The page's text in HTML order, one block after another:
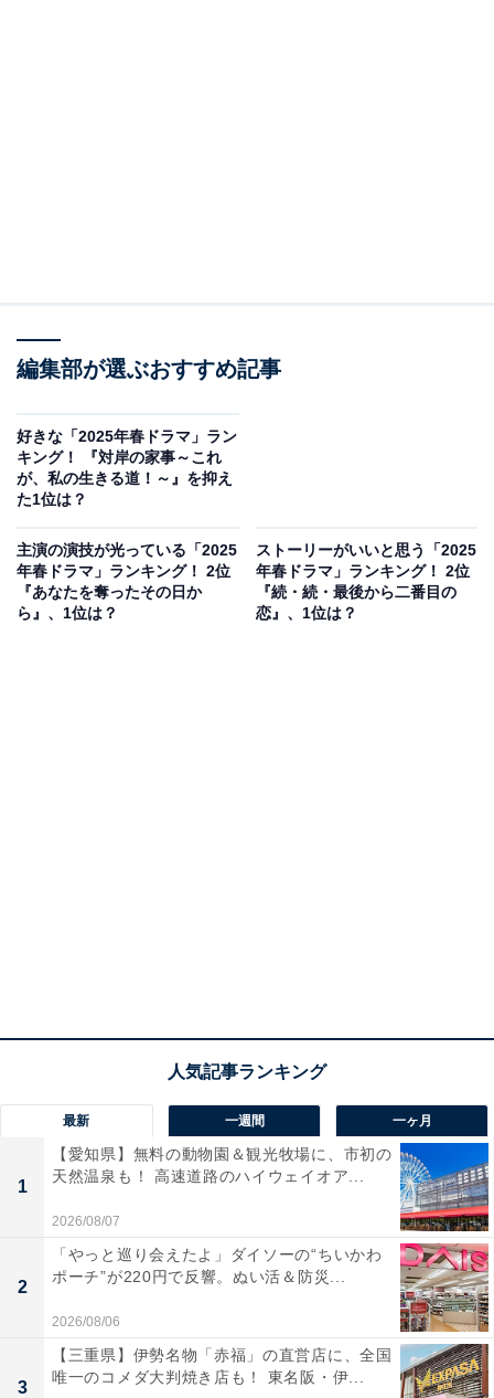
編集部が選ぶおすすめ記事
好きな「2025年春ドラマ」ラン
キング！ 『対岸の家事～これ
が、私の生きる道！～』を抑え
た1位は？
主演の演技が光っている「2025
年春ドラマ」ランキング！ 2位
『あなたを奪ったその日か
ら』、1位は？
ストーリーがいいと思う「2025
年春ドラマ」ランキング！ 2位
『続・続・最後から二番目の
恋』、1位は？
最新 一週間 一ヶ月
1
【愛知県】無料の動物園＆観光牧場に、市初の
天然温泉も！ 高速道路のハイウェイオア...
2026/08/07
2
「やっと巡り会えたよ」ダイソーの“ちいかわ
ポーチ”が220円で反響。ぬい活＆防災...
2026/08/06
3
【三重県】伊勢名物「赤福」の直営店に、全国
唯一のコメダ大判焼き店も！ 東名阪・伊...